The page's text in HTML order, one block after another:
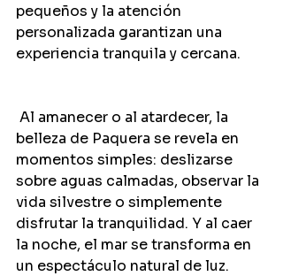
pequeños y la atención
personalizada garantizan una
experiencia tranquila y cercana.
belleza de Paquera se revela en
momentos simples: deslizarse
sobre aguas calmadas, observar la
vida silvestre o simplemente
disfrutar la tranquilidad. Y al caer
la noche, el mar se transforma en
un espectáculo natural de luz.